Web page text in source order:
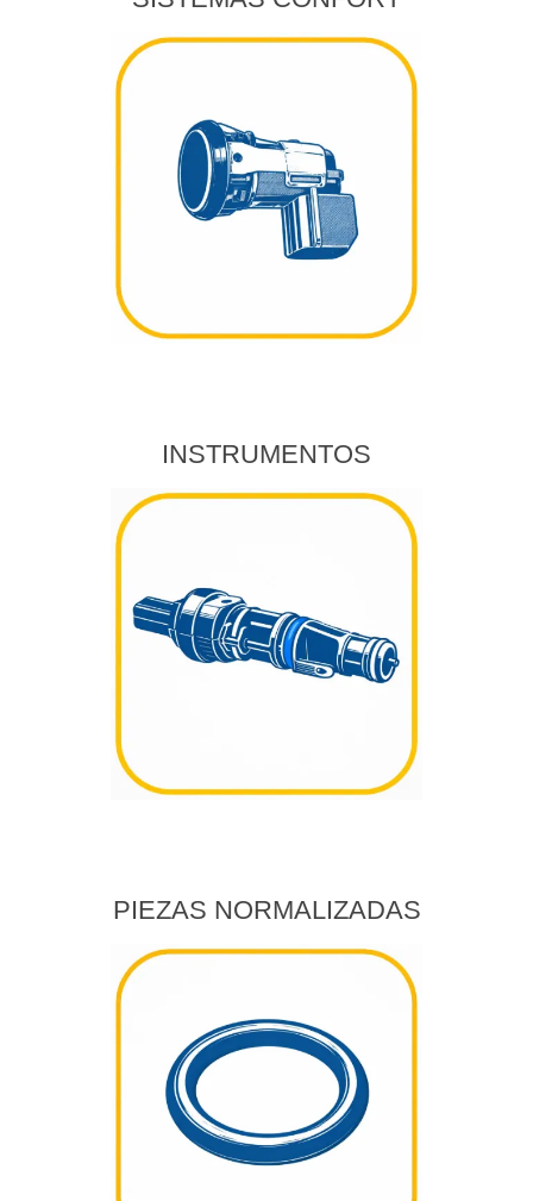
INSTRUMENTOS
PIEZAS NORMALIZADAS